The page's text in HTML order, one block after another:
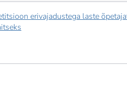
erivajadustega laste